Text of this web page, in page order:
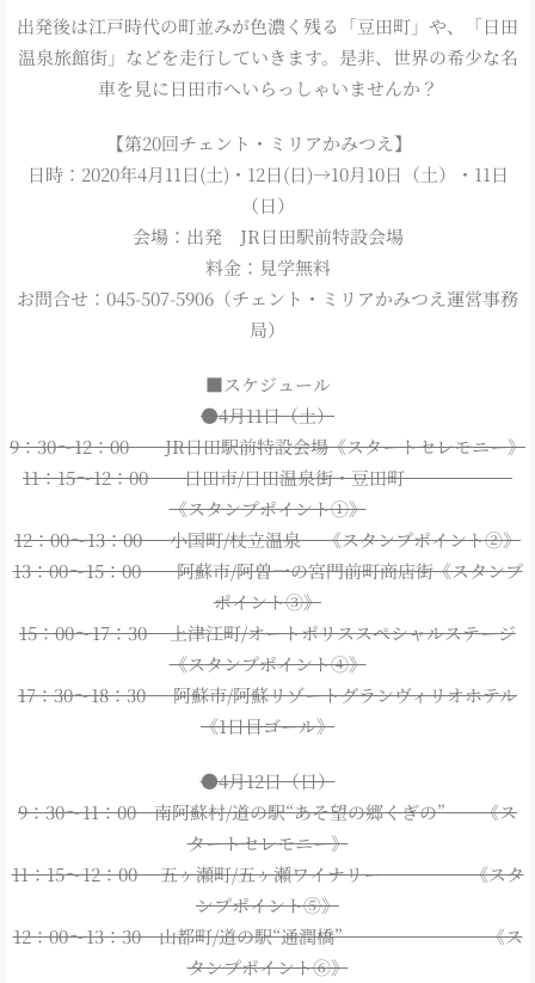
出発後は江戸時代の町並みが色濃く残る「豆田町」や、「日田
温泉旅館街」などを走行していきます。是非、世界の希少な名
車を見に日田市へいらっしゃいませんか？
【第20回チェント・ミリアかみつえ】
日時：2020年4月11日(土)・12日(日)→10月10日（土）・11日
（日）
会場：出発 JR日田駅前特設会場
料金：見学無料
お問合せ：045-507-5906（チェント・ミリアかみつえ運営事務
局）
■スケジュール
●4月11日（土）
9：30～12：00 JR日田駅前特設会場《スタートセレモニー》
11：15～12：00 日田市/日田温泉街・豆田町
《スタンプポイント①》
12：00～13：00 小国町/杖立温泉 《スタンプポイント②》
13：00～15：00 阿蘇市/阿曽一の宮門前町商店街《スタンプ
ポイント③》
15：00～17：30 上津江町/オートポリススペシャルステージ
《スタンプポイント④》
17：30～18：30 阿蘇市/阿蘇リゾートグランヴィリオホテル
《1日目ゴール》
●4月12日（日）
9：30～11：00 南阿蘇村/道の駅“あそ望の郷くぎの” 《ス
タートセレモニー》
11：15～12：00 五ヶ瀬町/五ヶ瀬ワイナリー 《スタ
ンプポイント⑤》
12：00～13：30 山都町/道の駅“通潤橋” 《ス
タンプポイント⑥》